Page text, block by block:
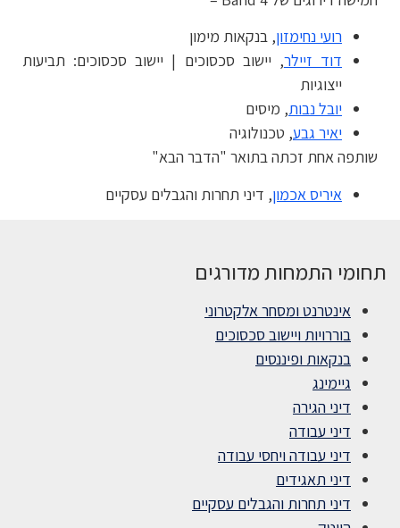
רועי נחימזון, בנקאות מימון
דוד זיילר, יישוב סכסוכים | יישוב סכסוכים: תביעות
ייצוגיות
יובל נבות, מיסים
יאיר גבע, טכנולוגיה
שותפה אחת זכתה בתואר "הדבר הבא"
איריס אכמון, דיני תחרות והגבלים עסקיים
תחומי התמחות מדורגים
אינטרנט ומסחר אלקטרוני
בוררויות ויישוב סכסוכים
בנקאות ופיננסים
גיימינג
דיני הגירה
דיני עבודה
דיני עבודה ויחסי עבודה
דיני תאגידים
דיני תחרות והגבלים עסקיים